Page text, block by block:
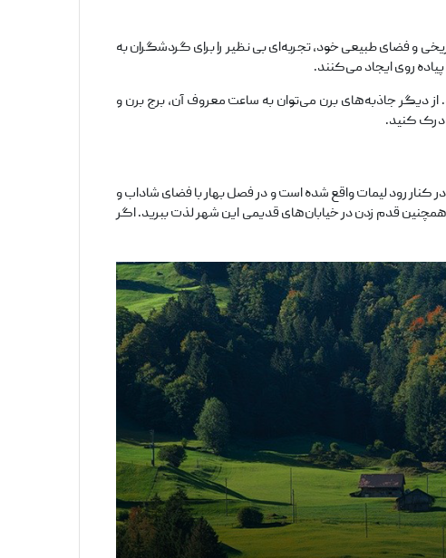
و فضای طبیعی خود، تجربه‌ای بی ‌نظیر را برای گردشگران به
‌روی ایجاد می‌کنند.
دیگر جاذبه‌های برن می‌توان به ساعت معروف آن، برج برن و
درک کنید.
رود لیمات واقع شده است و در فصل بهار با فضای شاداب و
همچنین قدم زدن در خیابان‌های قدیمی این شهر لذت ببرید. اگر